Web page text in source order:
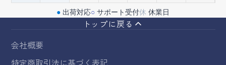
トップに戻る
会社概要
特定商取引法に基づく表記